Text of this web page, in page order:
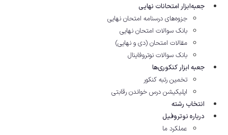
جعبه‌ابزار امتحانات نهایی
جزوه‌های درسنامه امتحان نهایی
بانک سوالات امتحان نهایی
مقالات امتحان (دی و نهایی)
بانک سوالات نوتروفاینال
جعبه ابزار کنکوری‌ها
تخمین رتبه کنکور
اپلیکیشن درس خواندن رقابتی
انتخاب رشته
درباره نوتروفیل
عملکرد ما